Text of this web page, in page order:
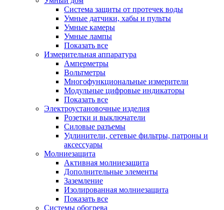
Система защиты от протечек воды
Умные датчики, хабы и пульты
Умные камеры
Умные лампы
Показать все
Измерительная аппаратура
Амперметры
Вольтметры
Многофункциональные измерители
Модульные цифровые индикаторы
Показать все
Электроустановочные изделия
Розетки и выключатели
Силовые разъемы
Удлинители, сетевые фильтры, патроны и
аксессуары
Молниезащита
Активная молниезащита
Дополнительные элементы
Заземление
Изолированная молниезащита
Показать все
Системы обогрева